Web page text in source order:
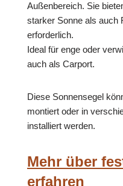
Außenbereich. Sie
starker Sonne als auch
erforderlich.
Ideal für enge oder
auch als Carport.
Diese Sonnensegel
montiert oder in
installiert werden.
Mehr über
erfahren